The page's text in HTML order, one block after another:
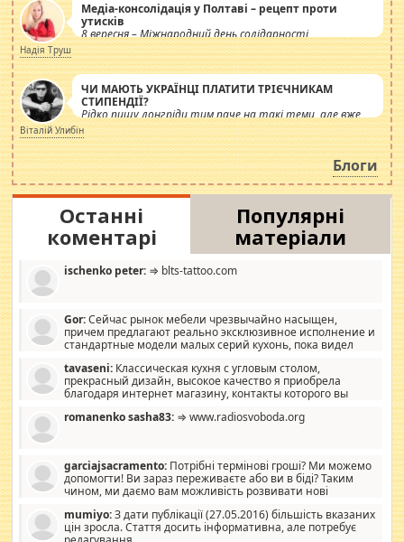
Медіа-консолідація у Полтаві – рецепт проти
утисків
8 вересня – Міжнародний день солідарності
журналістів.
Надія Труш
ЧИ МАЮТЬ УКРАЇНЦІ ПЛАТИТИ ТРІЄЧНИКАМ
СТИПЕНДІЇ?
Рідко пишу лонгріди тим паче на такі теми, але вже
просто дістало! Обурюють сьогоднішні інсенуації
навколо стипендіального питання. Штучно
роздувається ще одна соціальна катастрофа.
Віталій Улибін
Блоги
Останні
коментарі
Популярні
матеріали
ischenko peter: ⇒ blts-tattoo.com
Gor:Сейчас рынок мебели чрезвычайно насыщен,
причем предлагают реально эксклюзивное исполнение и
стандартные модели малых серий кухонь, пока видел
стандартные формы, в MebelOk, креативненько и что главное -
со вкусом все в порядке, без ненужных наворотов удорожающих
мебель, а это не последний фактор.
tavaseni: Классическая кухня с угловым столом,
прекрасный дизайн, высокое качество я приобрела
благодаря интернет магазину, контакты которого вы
romanenko sasha83: ⇒ www.radiosvoboda.org
garciajsacramento: Потрібні термінові гроші? Ми можемо
допомогти! Ви зараз переживаєте або ви в біді? Таким
чином, ми даємо вам можливість розвивати нові
допомагати людям, які намагаються дати їм шанс. Кожен
заслуговує на другий шанс, і, оскільки влада не зможе, вони
mumiyo:З дати публікації (27.05.2016) більшість вказаних
цін зросла. Стаття досить інформативна, але потребує